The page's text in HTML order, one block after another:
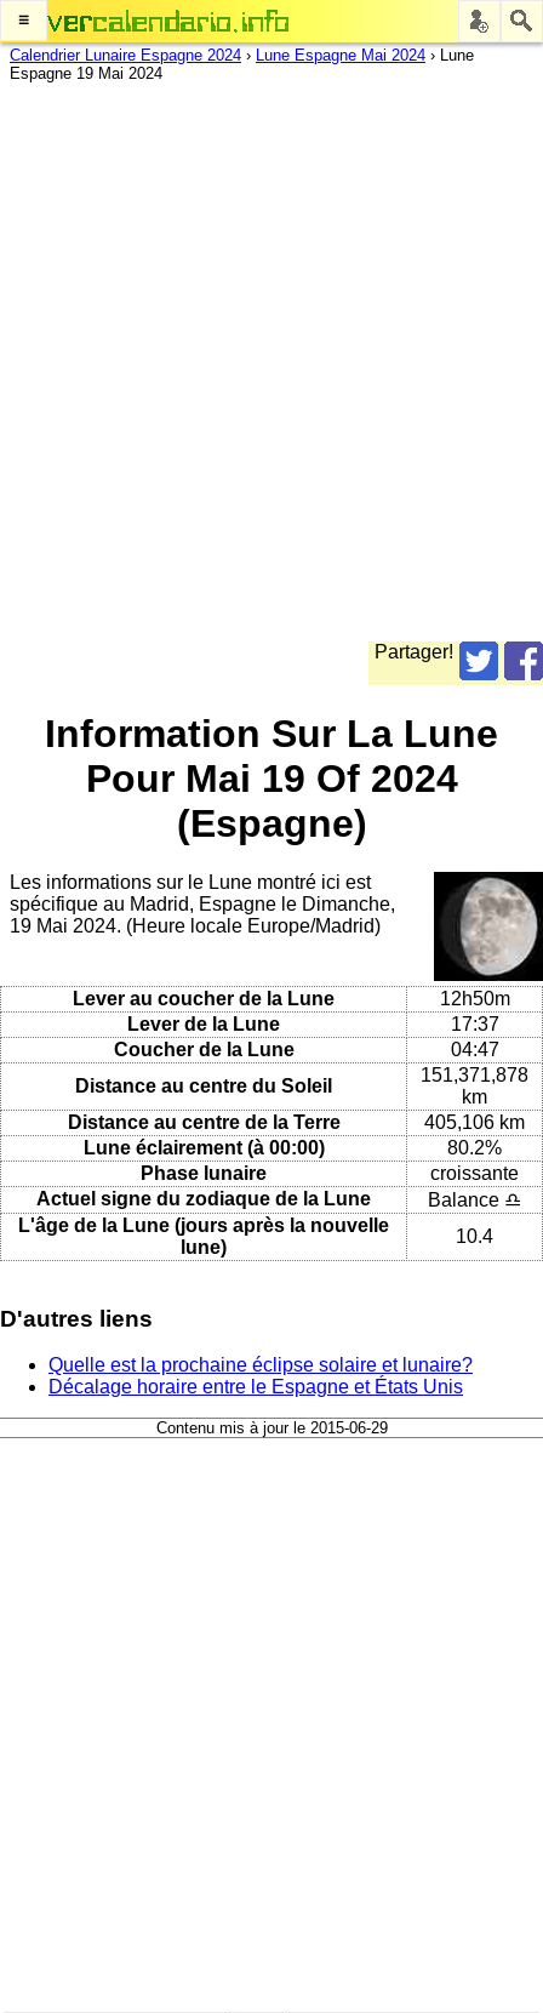
≡
Calendrier Lunaire Espagne 2024 › Lune Espagne Mai 2024 › Lune
Espagne 19 Mai 2024
Partager!
Information Sur La Lune
Pour Mai 19 Of 2024
(Espagne)
Les informations sur le Lune montré ici est
spécifique au Madrid, Espagne le Dimanche,
19 Mai 2024. (Heure locale Europe/Madrid)
Lever au coucher de la Lune
12h50m
Lever de la Lune
17:37
Coucher de la Lune
04:47
Distance au centre du Soleil
151,371,878
km
Distance au centre de la Terre
405,106 km
Lune éclairement (à 00:00)
80.2%
Phase lunaire
croissante
Actuel signe du zodiaque de la Lune
Balance ♎
L'âge de la Lune (jours après la nouvelle
lune)
10.4
D'autres liens
Quelle est la prochaine éclipse solaire et lunaire?
Décalage horaire entre le Espagne et États Unis
Contenu mis à jour le 2015-06-29